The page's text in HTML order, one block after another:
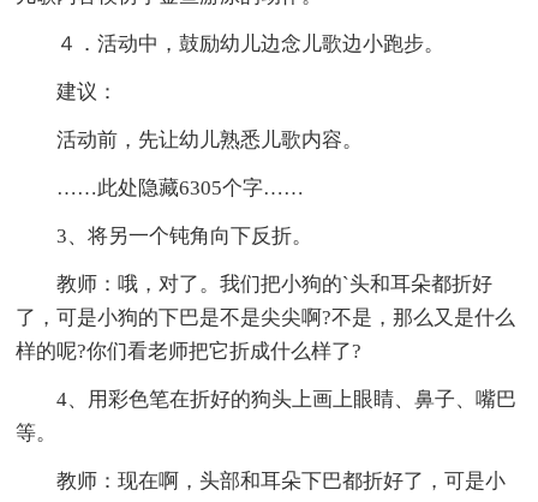
４．活动中，鼓励幼儿边念儿歌边小跑步。
建议：
活动前，先让幼儿熟悉儿歌内容。
……此处隐藏6305个字……
3、将另一个钝角向下反折。
教师：哦，对了。我们把小狗的`头和耳朵都折好
了，可是小狗的下巴是不是尖尖啊?不是，那么又是什么
样的呢?你们看老师把它折成什么样了?
4、用彩色笔在折好的狗头上画上眼睛、鼻子、嘴巴
等。
教师：现在啊，头部和耳朵下巴都折好了，可是小